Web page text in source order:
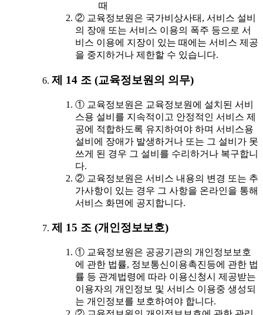
때
② 교육정보원은 국가비상사태, 서비스 설비
의 장애 또는 서비스 이용의 폭주 등으로 서
비스 이용에 지장이 있는 때에는 서비스 제공
을 중지하거나 제한할 수 있습니다.
제 14 조 (교육정보원의 의무)
① 교육정보원은 교육정보원에 설치된 서비
스용 설비를 지속적이고 안정적인 서비스 제
공에 적합하도록 유지하여야 하며 서비스용
설비에 장애가 발생하거나 또는 그 설비가 못
쓰게 된 경우 그 설비를 수리하거나 복구합니
다.
② 교육정보원은 서비스 내용의 변경 또는 추
가사항이 있는 경우 그 사항을 온라인을 통해
서비스 화면에 공지합니다.
제 15 조 (개인정보보호)
① 교육정보원은 공공기관의 개인정보보호
에 관한 법률, 정보통신이용촉진등에 관한 법
률 등 관계법령에 따라 이용신청시 제공받는
이용자의 개인정보 및 서비스 이용중 생성되
는 개인정보를 보호하여야 합니다.